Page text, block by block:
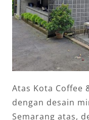
Atas Kota Coffee
dengan desain
Semarang atas,